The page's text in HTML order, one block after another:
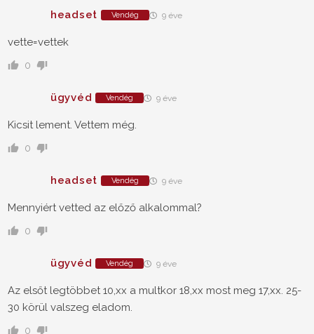
headset Vendég 9 éve
vette=vettek
0
ügyvéd Vendég 9 éve
Kicsit lement. Vettem még.
0
headset Vendég 9 éve
Mennyiért vetted az előző alkalommal?
0
ügyvéd Vendég 9 éve
Az elsőt legtöbbet 10,xx a multkor 18,xx most meg 17,xx. 25-
30 körül valszeg eladom.
0